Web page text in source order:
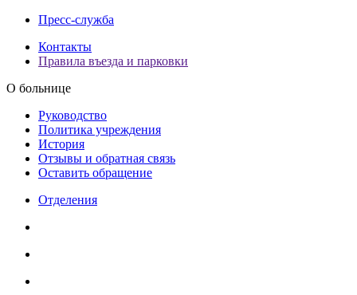
Пресс-служба
Контакты
Правила въезда и парковки
О больнице
Руководство
Политика учреждения
История
Отзывы и обратная связь
Оставить обращение
Отделения